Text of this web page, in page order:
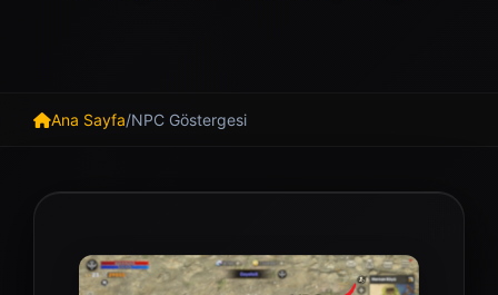
Ana Sayfa/NPC Göstergesi